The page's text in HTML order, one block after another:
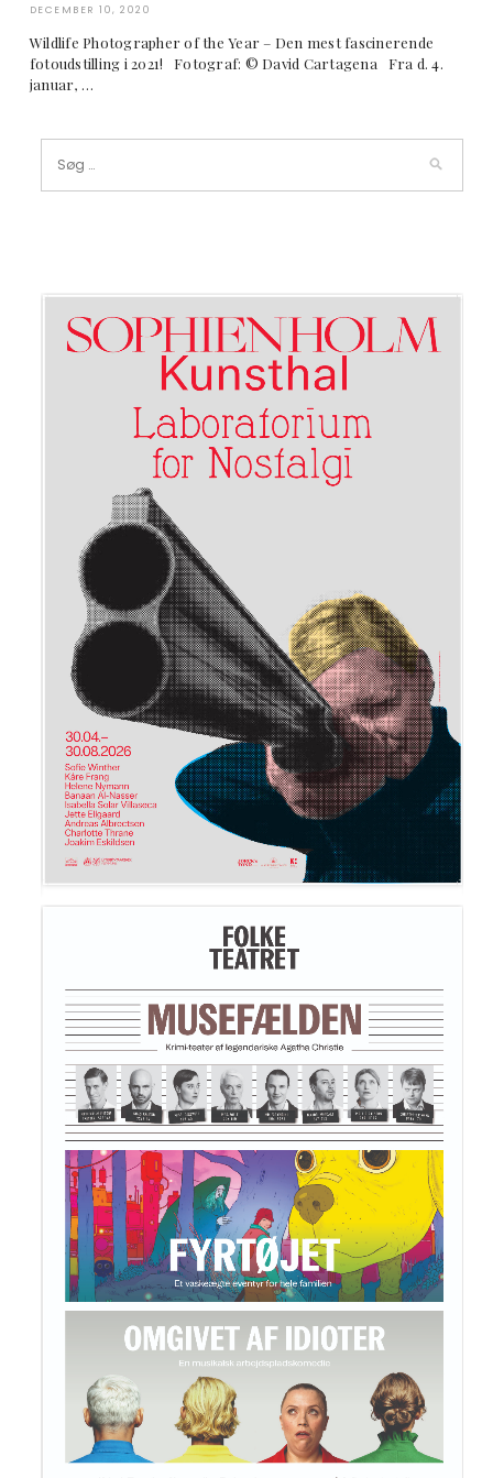
DECEMBER 10, 2020
Wildlife Photographer of the Year – Den mest fascinerende
fotoudstilling i 2021! Fotograf: © David Cartagena Fra d. 4.
januar, …